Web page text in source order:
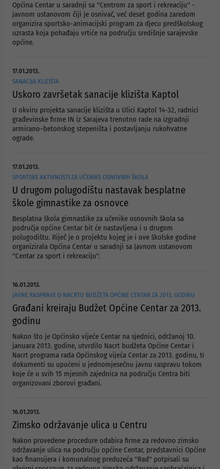
Općina Centar u saradnji sa ''Centrom za sport i rekreaciju'' -
javnom ustanovom čiji je osnivač, već deset godina zaredom
organizira sportsko-animacijski program za djecu predškolskog
uzrasta koja pohađaju vrtiće na području središnje sarajevske
općine.
17.01.2013.
SANACIJA KLIZIŠTA
Uskoro završetak sanacije klizišta Kaptol
U okviru projekta sanacije klizišta u Ulici Kaptol 14-32, radnici
građevinske firme IN iz Sarajeva trenutno rade na izgradnji
armirano–betonskog stepeništa i postavljanju rukohvatne
ograde.
17.01.2013.
SPORTSKE AKTIVNOSTI ZA UČENIKE OSNOVNIH ŠKOLA
U drugom polugodištu nastavak besplatne
škole gimnastike za osnovce
Besplatna škola gimnastike za učenike osnovnih škola sa
područja općine Centar bit će nastavljena i u drugom
polugodištu. Riječ je o projektu kojeg je i ove školske godine
organizirala Općina Centar u saradnji sa Javnom ustanovom
''Centar za sport i rekreaciju''.
16.01.2013.
JAVNE RASPRAVE O NACRTU BUDŽETA OPĆINE CENTAR ZA 2013. GODINU
Građani kreiraju Budžet Općine Centar za 2013.
godinu
Nakon što je Općinsko vijeće Centar na sjednici, održanoj 10.
januara 2013. godine, utvrdilo Nacrt budžeta Općine Centar i
Nacrt programa rada Općinskog vijeća Centar za 2013. godinu, ti
dokumenti su upućeni u jednomjesečnu javnu raspravu tokom
koje će u svih 15 mjesnih zajednica na području Centra biti
organizovani zborovi građani.
16.01.2013.
Zimsko održavanje ulica u Centru
Nakon provedene procedure odabira firme za redovno zimsko
održavanje ulica na području općine Centar, predstavnici Općine
kao finansijera i komunalnog preduzeća ''Rad'' potpisali su